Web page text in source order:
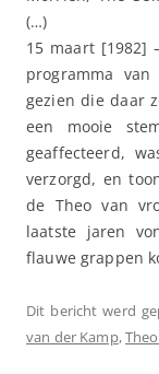
(…)
15 maart [1982]
programma
gezien die daar
een mooie
geaffecteerd,
verzorgd, en
de Theo van
laatste jaren
flauwe grappen
Dit bericht werd
van der Kamp,